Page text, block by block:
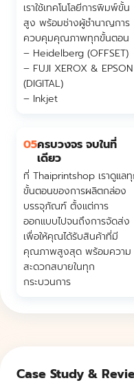
เราใช้เทคโนโลยีการพิมพ์ขั้น
สูง พร้อมช่างผู้ชำนาญการ
ควบคุมคุณภาพทุกขั้นตอน
– Heidelberg (OFFSET)
– FUJI XEROX & EPSON
(DIGITAL)
– Inkjet
05ครบวงจร จบในที่
เดียว
ที่ Thaiprintshop เราดูแล
ขั้นตอนของการผลิตกล่อง
บรรจุภัณฑ์ ตั้งแต่การ
ออกแบบไปจนถึงการจัดส่ง
เพื่อให้คุณได้รับสินค้าที่มี
คุณภาพสูงสุด พร้อมความ
สะดวกสบายในทุก
กระบวนการ
Case Study &